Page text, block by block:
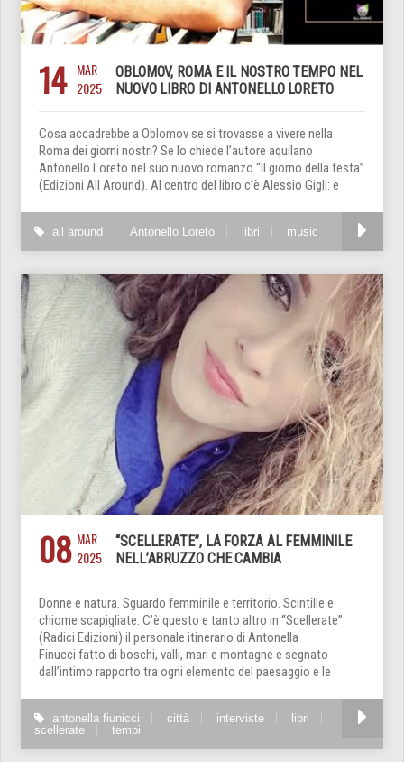
14 MAR
2025
OBLOMOV, ROMA E IL NOSTRO TEMPO NEL
NUOVO LIBRO DI ANTONELLO LORETO
Cosa accadrebbe a Oblomov se si trovasse a vivere nella
Roma dei giorni nostri? Se lo chiede l’autore aquilano
Antonello Loreto nel suo nuovo romanzo “Il giorno della festa”
(Edizioni All Around). Al centro del libro c’è Alessio Gigli: è
all around Antonello Loreto libri music
08 MAR
2025
“SCELLERATE”, LA FORZA AL FEMMINILE
NELL’ABRUZZO CHE CAMBIA
Donne e natura. Sguardo femminile e territorio. Scintille e
chiome scapigliate. C’è questo e tanto altro in “Scellerate”
(Radici Edizioni) il personale itinerario di Antonella
Finucci fatto di boschi, valli, mari e montagne e segnato
dall’intimo rapporto tra ogni elemento del paesaggio e le
antonella fiunicci città interviste
libri
scellerate
tempi